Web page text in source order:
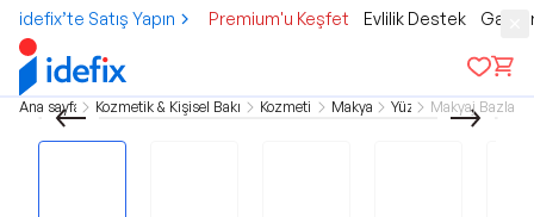
idefix’te Satış Yapın Premium'u Keşfet Evlilik Destek
Ana sayfa Kozmetik & Kişisel Bakım Kozmetik Makyaj Yüz Makyaj Bazları